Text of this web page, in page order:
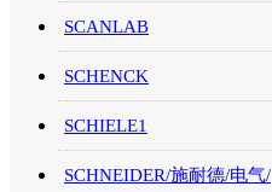
SCANLAB
SCHENCK
SCHIELE1
SCHNEIDER/施耐德/电气/